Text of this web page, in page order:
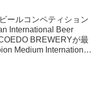
ールコンペティション
International Beer
BREWERYが最
Medium International